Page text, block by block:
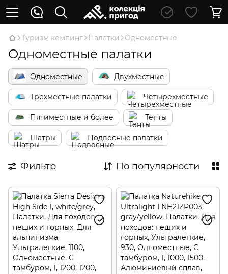
Туризм кемпинг Палатки Одноместные
Одноместные палатки
Одноместные Двухместные
Трехместные палатки Четырехместные
Пятиместные и более Тенты
Шатры Подвесные палатки
Фильтр По популярности